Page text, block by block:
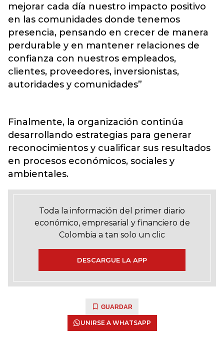
mejorar cada día nuestro impacto positivo
en las comunidades donde tenemos
presencia, pensando en crecer de manera
perdurable y en mantener relaciones de
confianza con nuestros empleados,
clientes, proveedores, inversionistas,
autoridades y comunidades”
Finalmente, la organización continúa
desarrollando estrategias para generar
reconocimientos y cualificar sus resultados
en procesos económicos, sociales y
ambientales.
Toda la información del primer diario
económico, empresarial y financiero de
Colombia a tan solo un clic
DESCARGUE LA APP
GUARDAR
UNIRSE A WHATSAPP